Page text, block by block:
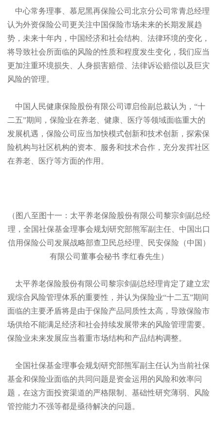
中心常务理事、慕尼黑再保险公司北京分公司常青总经理
认为外资保险公司更关注中国保险市场未来的长期发展趋
势，未来十年内，中国经济和社会结构、法律环境的变化，
将导致社会所面临的风险的性质和程度发生变化，我们应当
更加注重环境损失、人身损害赔偿、法律诉讼赔偿以及巨灾
风险的管理。
中国人民健康保险股份有限公司谭启俭副总裁认为，“十
二五”期间，保险业在养老、健康、医疗等领域面临重大的
发展机遇，保险公司应当加快模式创新和技术创新，探索保
险机构与社区机构的资本、服务和技术合作，充分发挥社区
在养老、医疗等方面的作用。
（图八至图十一：太平养老保险股份有限公司黎宗剑副总经
理，全国社保基金理事会规划研究部熊军副主任、中国出口
信用保险公司发展战略部查卫民总经理、民安保险（中国）
有限公司董事会秘书 李红春先生）
太平养老保险股份有限公司黎宗剑副总经理肯定了建立宏
观综合风险管理体系的重要性，并认为保险业“十二五”期间
面临的主要矛盾将是由于保险产品同质性太高，导致保险市
场供给不能满足经济和社会持续发展带来的风险管理需要。
保险业未来发展应当着重市场结构和产品结构调整。
全国社保基金理事会规划研究部熊军副主任认为当前社保
基金和保险业面临的共同问题是资金运用的风险和效率问
题，在这方面投资渠道的严格限制、基础性研究薄弱、风险
管控能力不强等都是亟待解决的问题。